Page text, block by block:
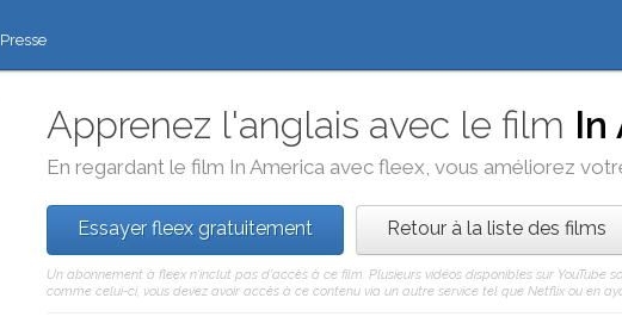
Presse
Apprenez l'anglais avec le film In
En regardant le film In America avecfleex, vous améliorez
Essayer fleex gratuitement Retour à la liste des films
Un abonnement à fleex n'inclut pas d'accès à ce film. Plusieurs vidéos disponibles sur YouTube
comme celui-ci, vous devez avoir accès à ce contenu via un autre service tel que Netflix ou en